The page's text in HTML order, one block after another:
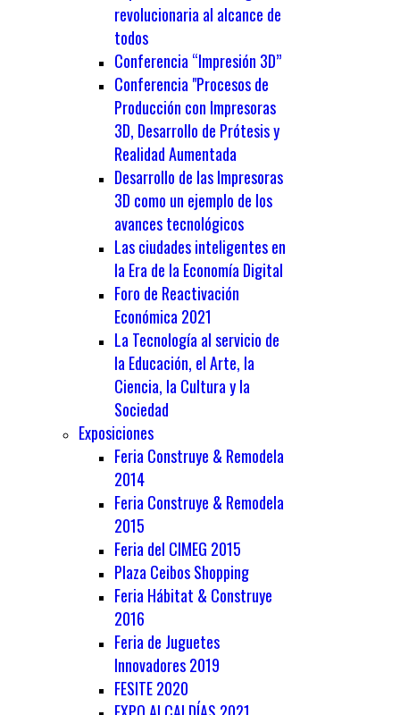
revolucionaria al alcance de
todos
Conferencia “Impresión 3D”
Conferencia "Procesos de
Producción con Impresoras
3D, Desarrollo de Prótesis y
Realidad Aumentada
Desarrollo de las Impresoras
3D como un ejemplo de los
avances tecnológicos
Las ciudades inteligentes en
la Era de la Economía Digital
Foro de Reactivación
Económica 2021
La Tecnología al servicio de
la Educación, el Arte, la
Ciencia, la Cultura y la
Sociedad
Exposiciones
Feria Construye & Remodela
2014
Feria Construye & Remodela
2015
Feria del CIMEG 2015
Plaza Ceibos Shopping
Feria Hábitat & Construye
2016
Feria de Juguetes
Innovadores 2019
FESITE 2020